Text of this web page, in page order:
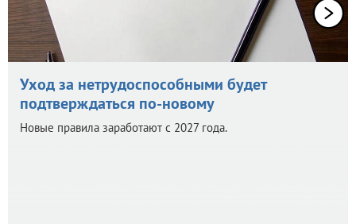
Уход за нетрудоспособными будет
подтверждаться по-новому
Новые правила заработают с 2027 года.